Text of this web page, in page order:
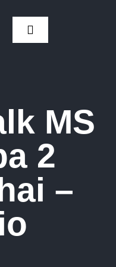
Toggle
MS
2
–